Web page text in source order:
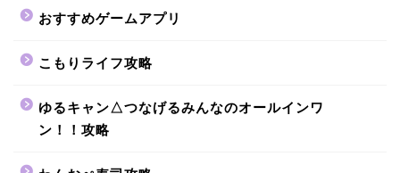
おすすめゲームアプリ
こもりライフ攻略
ゆるキャン△つなげるみんなのオールインワ
ン！！攻略